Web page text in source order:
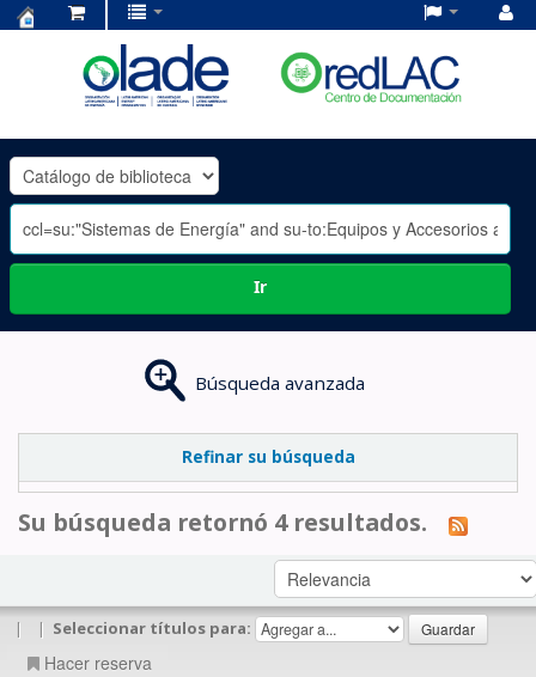
OLADE
-
Ir
Búsqueda avanzada
Refinar su búsqueda
Su búsqueda retornó 4 resultados.
| | Seleccionar títulos para:
Hacer reserva